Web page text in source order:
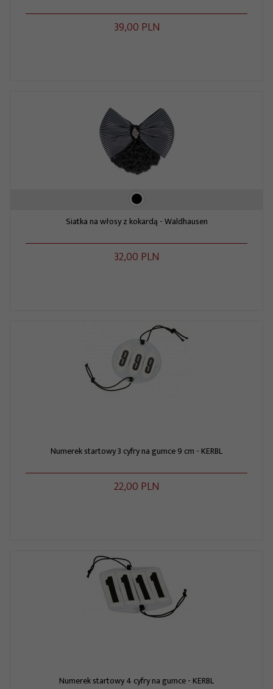
39,00 PLN
Siatka na włosy z kokardą - Waldhausen
32,00 PLN
Numerek startowy 3 cyfry na gumce 9 cm - KERBL
22,00 PLN
Numerek startowy 4 cyfry na gumce - KERBL